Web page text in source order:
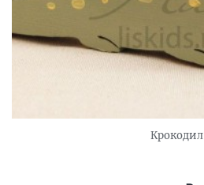
Крокодил